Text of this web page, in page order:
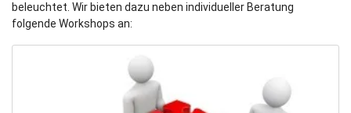
beleuchtet. Wir bieten dazu neben individueller Beratung
folgende Workshops an: